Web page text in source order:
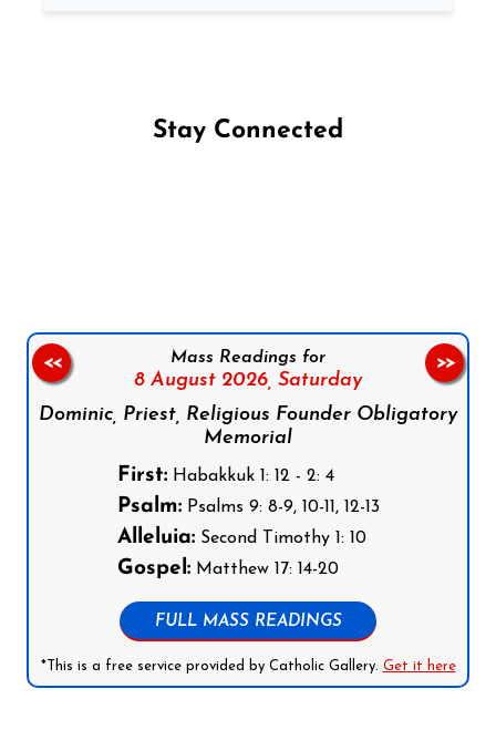
Stay Connected
Mass Readings for
8 August 2026, Saturday
Dominic, Priest, Religious Founder Obligatory
Memorial
First:Habakkuk 1: 12 - 2: 4
Psalm:Psalms 9: 8-9, 10-11, 12-13
Alleluia:Second Timothy 1: 10
Gospel:Matthew 17: 14-20
FULL MASS READINGS
*This is a free service provided by Catholic Gallery. Get it here
<< >>